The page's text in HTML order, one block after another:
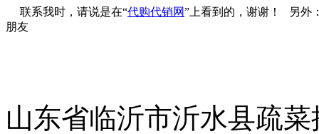
联系我时，请说是在“代购代销网”上看到的，谢谢！ 另外
朋友
山东省临沂市沂水县疏